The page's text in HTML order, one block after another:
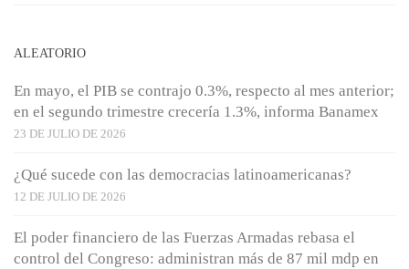
ALEATORIO
En mayo, el PIB se contrajo 0.3%, respecto al mes anterior;
en el segundo trimestre crecería 1.3%, informa Banamex
23 DE JULIO DE 2026
¿Qué sucede con las democracias latinoamericanas?
12 DE JULIO DE 2026
El poder financiero de las Fuerzas Armadas rebasa el
control del Congreso: administran más de 87 mil mdp en